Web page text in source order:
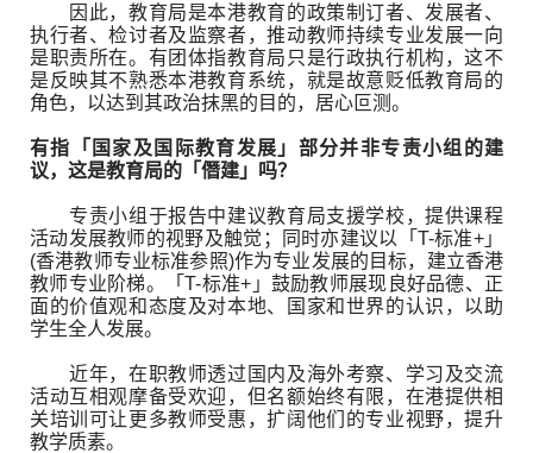
因此，教育局是本港教育的政策制订者、发展者、
执行者、检讨者及监察者，推动教师持续专业发展一向
是职责所在。有团体指教育局只是行政执行机构，这不
是反映其不熟悉本港教育系统，就是故意贬低教育局的
角色，以达到其政治抹黑的目的，居心叵测。
有指「国家及国际教育发展」部分并非专责小组的建
议，这是教育局的「僭建」吗？
专责小组于报告中建议教育局支援学校，提供课程
活动发展教师的视野及触觉；同时亦建议以「T-标准+」
(香港教师专业标准参照)作为专业发展的目标，建立香港
教师专业阶梯。「T-标准+」鼓励教师展现良好品德、正
面的价值观和态度及对本地、国家和世界的认识，以助
学生全人发展。
近年，在职教师透过国内及海外考察、学习及交流
活动互相观摩备受欢迎，但名额始终有限，在港提供相
关培训可让更多教师受惠，扩阔他们的专业视野，提升
教学质素。